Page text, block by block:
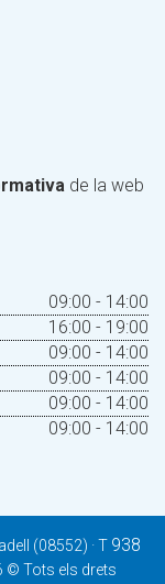
de la web
09:00 - 14:00
16:00 - 19:00
09:00 - 14:00
09:00 - 14:00
09:00 - 14:00
09:00 - 14:00
(08552) · T 938
© Tots els drets